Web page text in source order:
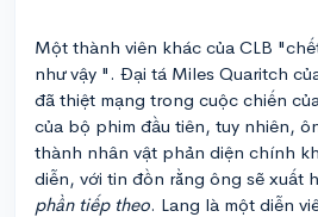
Một thành viên khác của CLB
như vậy ". Đại tá Miles Quaritch
đã thiệt mạng trong cuộc chiến
của bộ phim đầu tiên, tuy nhiên,
thành nhân vật phản diện chính
diễn, với tin đồn rằng ông sẽ xuất
phần tiếp theo. Lang là một diễn